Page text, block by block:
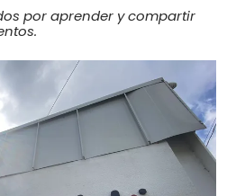
por aprender y compartir